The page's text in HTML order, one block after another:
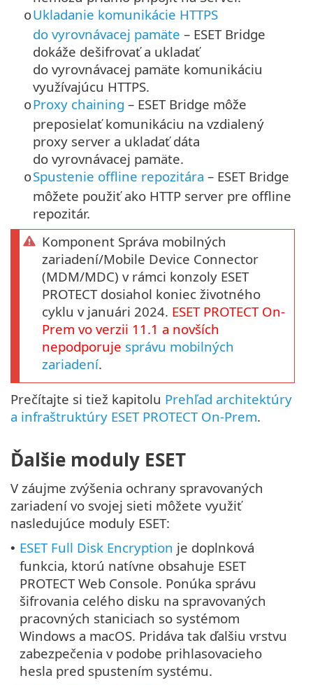
oUkladanie komunikácie HTTPS
do vyrovnávacej pamäte – ESET Bridge
dokáže dešifrovať a ukladať
do vyrovnávacej pamäte komunikáciu
využívajúcu HTTPS.
oProxy chaining – ESET Bridge môže
preposielať komunikáciu na vzdialený
proxy server a ukladať dáta
do vyrovnávacej pamäte.
oSpustenie offline repozitára – ESET Bridge
môžete použiť ako HTTP server pre offline
repozitár.
Komponent Správa mobilných
zariadení/Mobile Device Connector
(MDM/MDC) v rámci konzoly ESET
PROTECT dosiahol koniec životného
cyklu v januári 2024. ESET PROTECT On-
Prem vo verzii 11.1 a novších
nepodporuje správu mobilných
zariadení.
Prečítajte si tiež kapitolu Prehľad architektúry
a infraštruktúry ESET PROTECT On-Prem.
Ďalšie moduly ESET
V záujme zvýšenia ochrany spravovaných
zariadení vo svojej sieti môžete využiť
nasledujúce moduly ESET:
• ESET Full Disk Encryption je doplnková
funkcia, ktorú natívne obsahuje ESET
PROTECT Web Console. Ponúka správu
šifrovania celého disku na spravovaných
pracovných staniciach so systémom
Windows a macOS. Pridáva tak ďalšiu vrstvu
zabezpečenia v podobe prihlasovacieho
hesla pred spustením systému.